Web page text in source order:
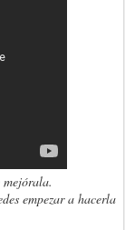
empezar a hacerla